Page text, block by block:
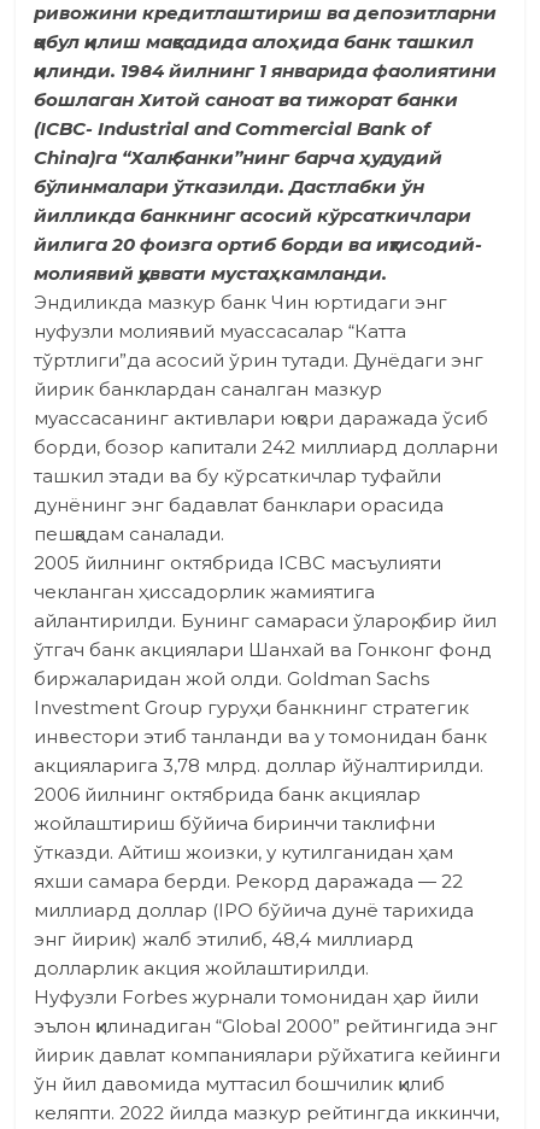
ривожини кредитлаштириш ва депозитларни
қабул қилиш мақсадида алоҳида банк ташкил
қилинди. 1984 йилнинг 1 январида фаолиятини
бошлаган Хитой саноат ва тижорат банки
(ICBC- Industrial and Commercial Bank of
China)га “Халқ банки”нинг барча ҳудудий
бўлинмалари ўтказилди. Дастлабки ўн
йилликда банкнинг асосий кўрсаткичлари
йилига 20 фоизга ортиб борди ва иқтисодий-
молиявий қуввати мустаҳкамланди.
Эндиликда мазкур банк Чин юртидаги энг
нуфузли молиявий муассасалар “Катта
тўртлиги”да асосий ўрин тутади. Дунёдаги энг
йирик банклардан саналган мазкур
муассасанинг активлари юқори даражада ўсиб
борди, бозор капитали 242 миллиард долларни
ташкил этади ва бу кўрсаткичлар туфайли
дунёнинг энг бадавлат банклари орасида
пешқадам саналади.
2005 йилнинг октябрида ICBC масъулияти
чекланган ҳиссадорлик жамиятига
айлантирилди. Бунинг самараси ўлароқ, бир йил
ўтгач банк акциялари Шанхай ва Гонконг фонд
биржаларидан жой олди. Goldman Sachs
Investment Group гуруҳи банкнинг стратегик
инвестори этиб танланди ва у томонидан банк
акцияларига 3,78 млрд. доллар йўналтирилди.
2006 йилнинг октябрида банк акциялар
жойлаштириш бўйича биринчи таклифни
ўтказди. Айтиш жоизки, у кутилганидан ҳам
яхши самара берди. Рекорд даражада — 22
миллиард доллар (IPO бў­йича дунё тарихида
энг йирик) жалб этилиб, 48,4 миллиард
долларлик акция жойлаштирилди.
Нуфузли Forbes журнали томонидан ҳар йили
эълон қилинадиган “Global 2000” рейтингида энг
йирик давлат компаниялари рўйхатига ке­йинги
ўн йил давомида муттасил бошчилик қилиб
келяпти. 2022 йилда мазкур рейтингда иккинчи,